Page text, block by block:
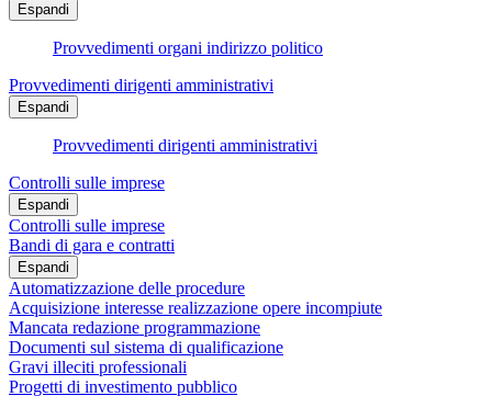
Espandi
Provvedimenti organi indirizzo politico
Provvedimenti dirigenti amministrativi
Espandi
Provvedimenti dirigenti amministrativi
Controlli sulle imprese
Espandi
Controlli sulle imprese
Bandi di gara e contratti
Espandi
Automatizzazione delle procedure
Acquisizione interesse realizzazione opere incompiute
Mancata redazione programmazione
Documenti sul sistema di qualificazione
Gravi illeciti professionali
Progetti di investimento pubblico